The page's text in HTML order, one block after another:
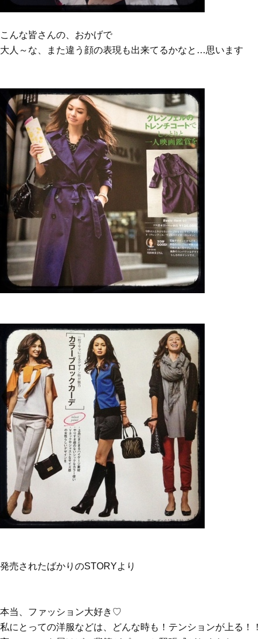
こんな皆さんの、おかげで
大人～な、また違う顔の表現も出来てるかなと…思います
発売されたばかりのSTORYより
本当、ファッション大好き♡
私にとっての洋服などは、どんな時も！テンションが上る！！